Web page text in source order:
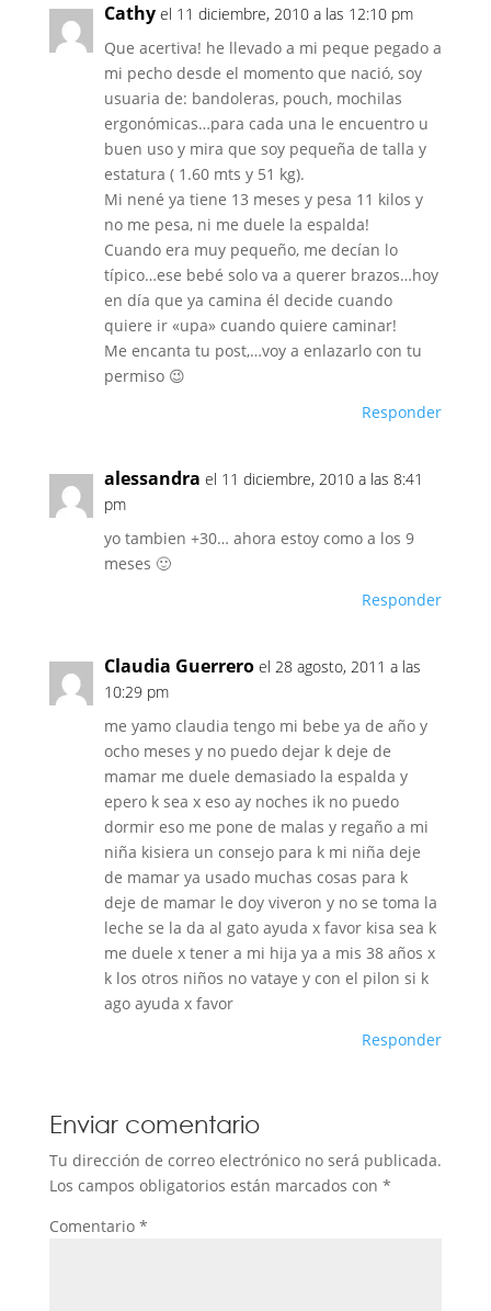
Cathy el 11 diciembre, 2010 a las 12:10 pm
Que acertiva! he llevado a mi peque pegado a
mi pecho desde el momento que nació, soy
usuaria de: bandoleras, pouch, mochilas
ergonómicas…para cada una le encuentro u
buen uso y mira que soy pequeña de talla y
estatura ( 1.60 mts y 51 kg).
Mi nené ya tiene 13 meses y pesa 11 kilos y
no me pesa, ni me duele la espalda!
Cuando era muy pequeño, me decían lo
típico…ese bebé solo va a querer brazos…hoy
en día que ya camina él decide cuando
quiere ir «upa» cuando quiere caminar!
Me encanta tu post,…voy a enlazarlo con tu
permiso 😉
Responder
alessandra el 11 diciembre, 2010 a las 8:41
pm
yo tambien +30… ahora estoy como a los 9
meses 🙂
Responder
Claudia Guerrero el 28 agosto, 2011 a las
10:29 pm
me yamo claudia tengo mi bebe ya de año y
ocho meses y no puedo dejar k deje de
mamar me duele demasiado la espalda y
epero k sea x eso ay noches ik no puedo
dormir eso me pone de malas y regaño a mi
niña kisiera un consejo para k mi niña deje
de mamar ya usado muchas cosas para k
deje de mamar le doy viveron y no se toma la
leche se la da al gato ayuda x favor kisa sea k
me duele x tener a mi hija ya a mis 38 años x
k los otros niños no vataye y con el pilon si k
ago ayuda x favor
Responder
Enviar comentario
Tu dirección de correo electrónico no será publicada.
Los campos obligatorios están marcados con *
Comentario *